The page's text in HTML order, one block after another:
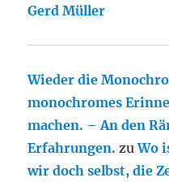
Gerd Müller
Wieder die
monochromes
machen. – An den
Erfahrungen. zuWo
wir doch selbst, die